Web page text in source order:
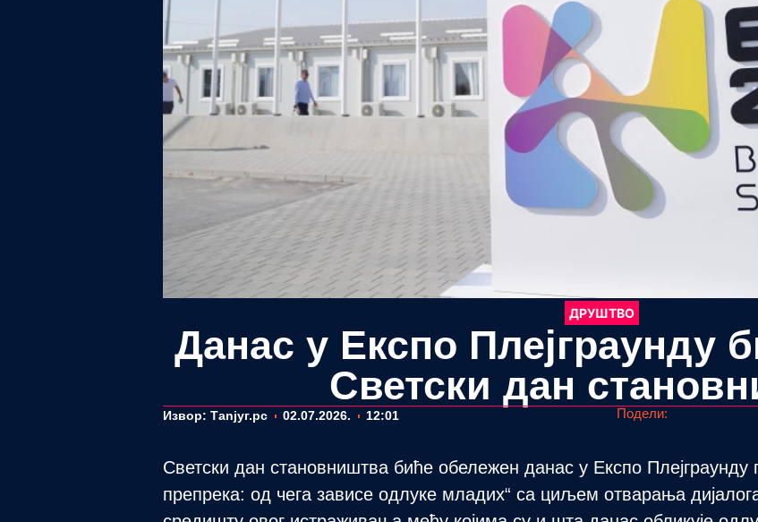
ДРУШТВО
Данас у Експо Плејграунду
Светски дан
Извор: Таnjyг.рс 02.07.2026. 12:01 Подели:
Светски дан становништва биће обележен данас у Експо Плејграунду
препрека: од чега зависе одлуке младих“ са циљем отварања